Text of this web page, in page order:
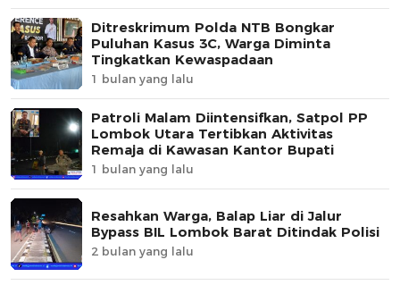
Ditreskrimum Polda NTB Bongkar
Puluhan Kasus 3C, Warga Diminta
Tingkatkan Kewaspadaan
1 bulan yang lalu
Patroli Malam Diintensifkan, Satpol PP
Lombok Utara Tertibkan Aktivitas
Remaja di Kawasan Kantor Bupati
1 bulan yang lalu
Resahkan Warga, Balap Liar di Jalur
Bypass BIL Lombok Barat Ditindak Polisi
2 bulan yang lalu